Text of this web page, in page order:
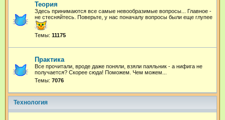
Теория
Здесь принимаются все самые невообразимые вопросы... Главное -
не стесняйтесь. Поверьте, у нас поначалу вопросы были еще глупее
Темы: 11175
Практика
Все прочитали, вроде даже поняли, взяли паяльник - а нифига не
получается? Скорее сюда! Поможем. Чем можем...
Темы: 7076
Технология